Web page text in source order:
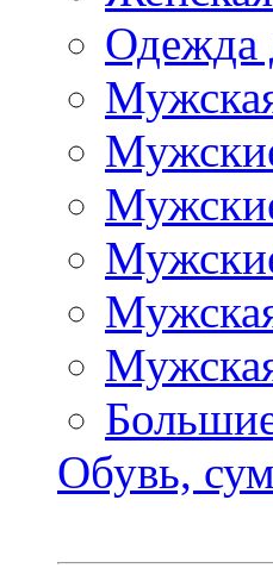
Одежда
Обувь,